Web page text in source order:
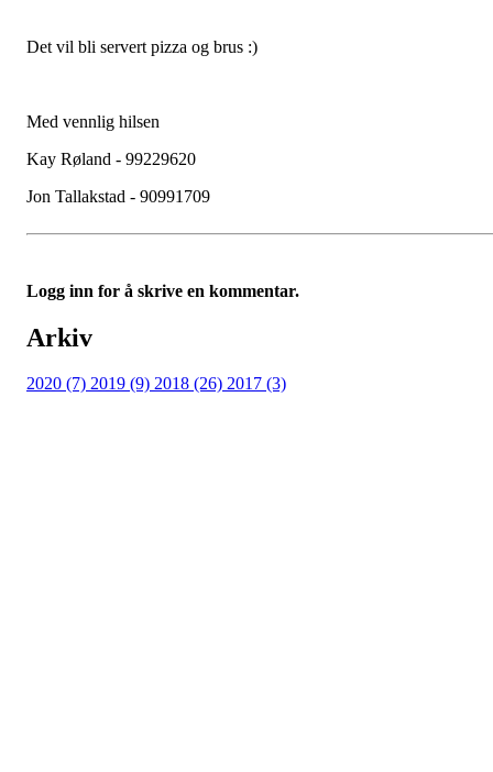
Det vil bli servert pizza og brus :)
Med vennlig hilsen
Kay Røland - 99229620
Jon Tallakstad - 90991709
Logg inn for å skrive en kommentar.
Arkiv
2020 (7) 2019 (9) 2018 (26) 2017 (3)